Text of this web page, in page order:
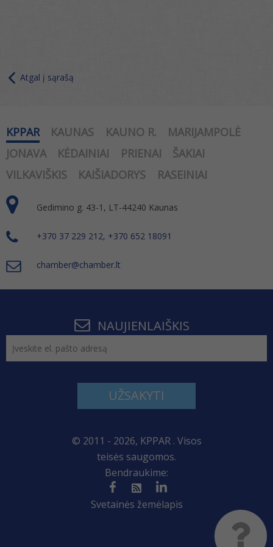
Atgal į sąrašą
KPPAR KAUNAS KAUNO R.
MARIJAMPOLĖ
JONAVA
KĖDAINIAI PRIENAI
ŠAKIAI
VILKAVIŠKIS
KAIŠIADORYS RASEINIAI
Gedimino g. 43-1, LT-44240 Kaunas
+370 37 229 212, +370 652 18091
chamber@chamber.lt
NAUJIENLAIŠKIS
UŽSAKYTI
© 2011 - 2026, KPPAR . Visos
teisės saugomos.
Bendraukime:
Svetainės žemėlapis